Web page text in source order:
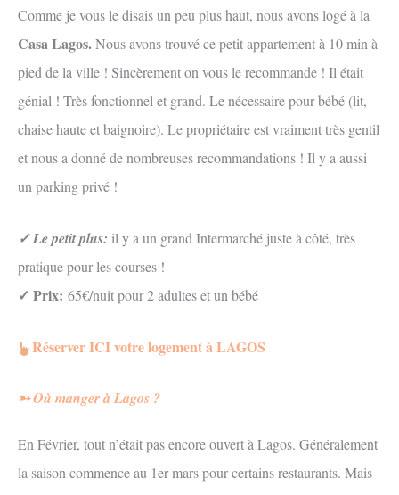
Comme je vous le disais un peu plus haut, nous avons logé à la
Casa Lagos.Nous avons trouvé ce petit appartement à 10 min à
pied de la ville ! Sincèrement on vous le recommande ! Il était
génial ! Très fonctionnel et grand. Le nécessaire pour bébé (lit,
chaise haute et baignoire). Le propriétaire est vraiment très gentil
et nous a donné de nombreuses recommandations ! Il y a aussi
un parking privé !
✓ Le petit plus: il y a un grand Intermarché juste à côté, très
pratique pour les courses !
✓ Prix: 65€/nuit pour 2 adultes et un bébé
Réserver ICI votre logement à LAGOS
➳ Où manger à Lagos ?
En Février, tout n’était pas encore ouvert à Lagos. Généralement
la saison commence au 1er mars pour certains restaurants. Mais